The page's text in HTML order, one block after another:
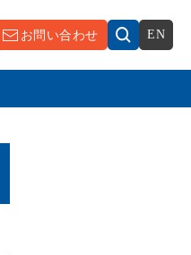
お問い合わせ EN